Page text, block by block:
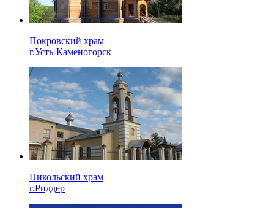
Покровский храм
г.Усть-Каменогорск
Никольский храм
г.Риддер